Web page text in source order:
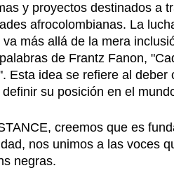
y proyectos destinados a
afrocolombianas. La
más allá de la mera
de Frantz Fanon,
Esta idea se refiere al
su posición en el
creemos que es
nos unimos a las voces
negras.